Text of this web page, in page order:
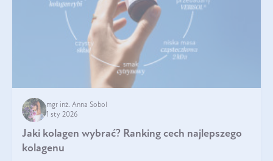
mgr inż. Anna Sobol
1 sty 2026
Jaki kolagen wybrać? Ranking cech najlepszego
kolagenu